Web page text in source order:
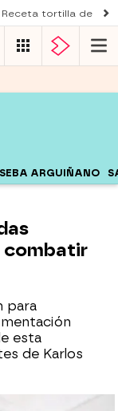
Receta tortilla de
ARGUIÑANO
combatir
para
esta
de Karlos